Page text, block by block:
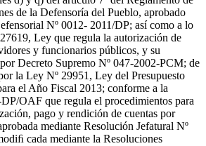
de la Defensoría del Pueblo, aprobado
Nº 0012- 2011/DP; así como a lo
Ley que regula la autorización de
y funcionarios públicos, y su
Decreto Supremo Nº 047-2002-PCM; de
la Ley Nº 29951, Ley del Presupuesto
el Año Fiscal 2013; conforme a la
OAF que regula el procedimientos para
pago y rendición de cuentas por
mediante Resolución Jefatural Nº
cada mediante la Resoluciones